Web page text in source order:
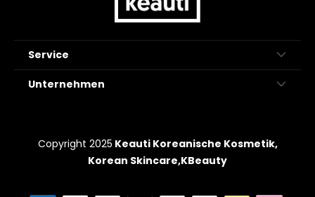
Service
Unternehmen
Copyright 2025 Keauti Koreanische Kosmetik,
Korean Skincare,KBeauty